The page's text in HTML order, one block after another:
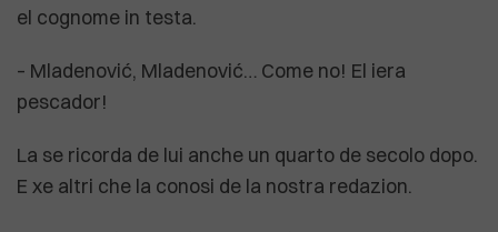
el cognome in testa.
– Mladenović, Mladenović… Come no! El iera
pescador!
La se ricorda de lui anche un quarto de secolo dopo.
E xe altri che la conosi de la nostra redazion.